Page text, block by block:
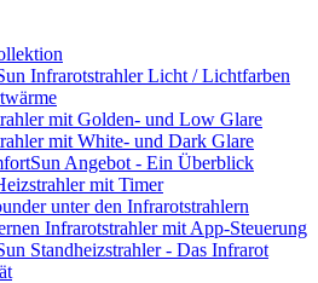
Infrarotstrahler Licht / Lichtfarben
mit Golden- und Low Glare
mit White- und Dark Glare
Angebot - Ein Überblick
mit Timer
unter den Infrarotstrahlern
Infrarotstrahler mit App-Steuerung
Standheizstrahler - Das Infrarot